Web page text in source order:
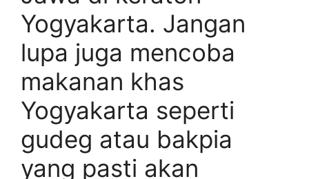
Yogyakarta. Jangan
lupa juga mencoba
makanan khas
Yogyakarta seperti
gudeg atau bakpia
yang pasti akan